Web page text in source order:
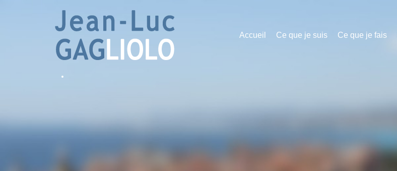
Accueil Ce que je suis Ce que je fais